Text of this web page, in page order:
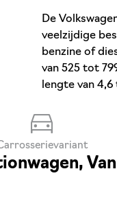
De
veelzijdige
benzine of
van 525 tot
lengte van
Van